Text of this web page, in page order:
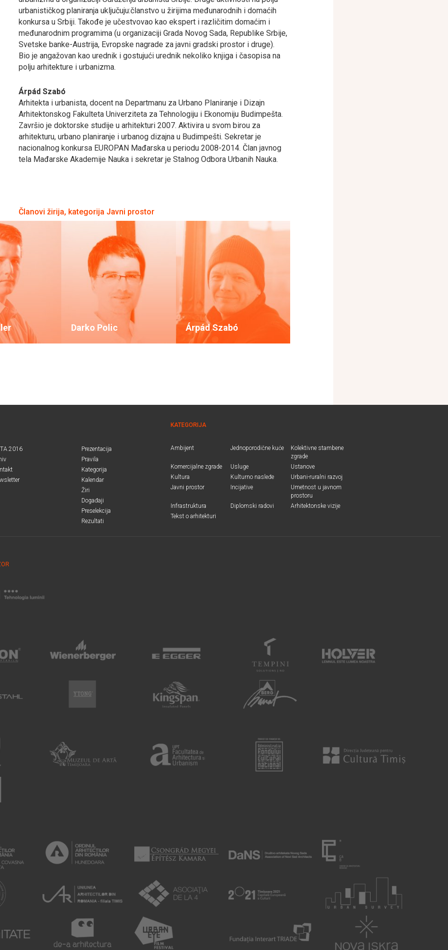
urbanističkog planiranja uključuju:članstvo u žirijima međunarodnih i domaćih
konkursa u Srbiji. Takođe je učestvovao kao ekspert i različitim domaćim i
međunarodnim programima (u organizaciji Grada Novog Sada, Republike Srbije,
Svetske banke-Austrija, Evropske nagrade za javni gradski prostor i druge).
Bio je angažovan kao urednik i gostujući urednik nekoliko knjiga i časopisa na
polju arhitekture i urbanizma.
Árpád Szabó
Arhitekta i urbanista, docent na Departmanu za Urbano Planiranje i Dizajn
Arhitektonskog Fakulteta Univerziteta za Tehnologiju i Ekonomiju Budimpešta.
Završio je doktorske studije u arhitekturi 2007. Aktivira u svom birou za
arhitekturu, urbano planiranje i urbanog dizajna u Budimpešti. Sekretar je
nacionalnog konkursa EUROPAN Mađarska u periodu 2008-2014. Član javnog
tela Mađarske Akademije Nauka i sekretar je Stalnog Odbora Urbanih Nauka.
Članovi žirija, kategorija Javni prostor
Darko Polic Árpád Szabó
Prezentacija
Pravila
Kategorija
Kalendar
Žiri
Događaji
Preselekcija
Rezultati
KATEGORIJA
Ambijent Jednoporodične kuće
Kolektivne stambene
zgrade
Komercijalne zgrade
Usluge
Ustanove
Kultura
Kulturno nasleđe
Urbani-ruralni razvoj
Javni prostor
Incijative
Umetnost u javnom
prostoru
Infrastruktura
Diplomski radovi
Arhitektonske vizije
Tekst o arhitekturi